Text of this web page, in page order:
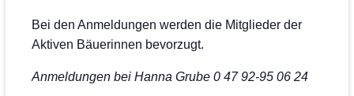
Bei den Anmeldungen werden die Mitglieder der
Aktiven Bäuerinnen bevorzugt.
Anmeldungen bei Hanna Grube 0 47 92-95 06 24